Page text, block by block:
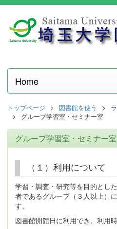
Home
トップページ 図書館を使う
グループ学習室・セミナー室
グループ学習室・セミナー室
（１）利用について
学習・調査・研究等を目的とし
者であるグループ（３人以上）
す。
図書館開館日に利用でき、利用